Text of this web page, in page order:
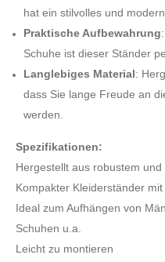
hat ein stilvolles und
Praktische Aufbewahrung
Schuhe ist dieser Ständer
Langlebiges Material:
dass Sie lange Freude an
werden.
Spezifikationen:
Hergestellt aus robustem
Kompakter Kleiderständer
Ideal zum Aufhängen von
Schuhen u.a.
Leicht zu montieren